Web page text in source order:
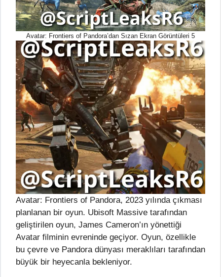
Avatar: Frontiers of Pandora’dan Sızan Ekran Görüntüleri 5
Avatar: Frontiers of Pandora, 2023 yılında çıkması
planlanan bir oyun. Ubisoft Massive tarafından
geliştirilen oyun, James Cameron’ın yönettiği
Avatar filminin evreninde geçiyor. Oyun, özellikle
bu çevre ve Pandora dünyası meraklıları tarafından
büyük bir heyecanla bekleniyor.